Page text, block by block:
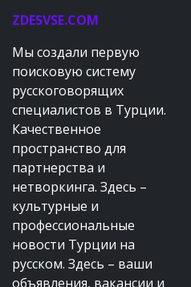
ZDESVSE.COM
Мы создали первую
поисковую систему
русскоговорящих
специалистов в Турции.
Качественное
пространство для
партнерства и
нетворкинга. Здесь –
культурные и
профессиональные
новости Турции на
русском. Здесь – ваши
объявления, вакансии и